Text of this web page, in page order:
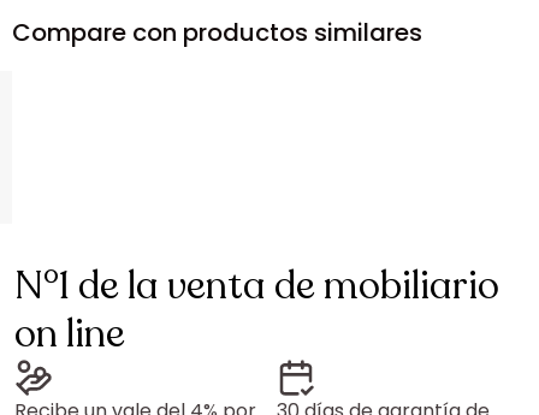
Compare con productos similares
N°1 de la venta de mobiliario
on line